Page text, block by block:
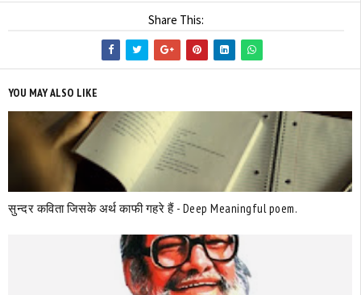
Share This:
YOU MAY ALSO LIKE
सुन्दर कविता जिसके अर्थ काफी गहरे हैं - Deep Meaningful poem.